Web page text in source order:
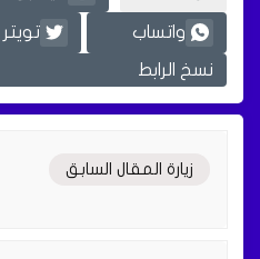
واتساب تويتر
نسخ الرابط
زيارة المقال السابق